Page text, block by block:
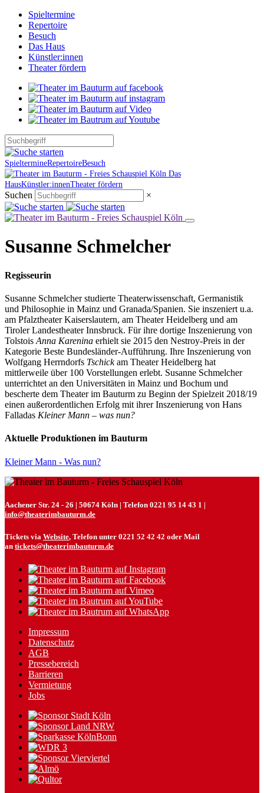
Spieltermine
Repertoire
Besuch
Das Haus
Künstler:innen
Theater fördern
SpieltermineRepertoireBesuch
Das
HausKünstler:innenTheater fördern
Suchen ×
Susanne Schmelcher
Regisseurin
Susanne Schmelcher studierte Theaterwissenschaft, Germanistik
und Philosophie in Mainz und Granada/Spanien. Sie inszeniert u.a.
am Pfalztheater Kaiserslautern, am Theater Heidelberg und am
Tiroler Landestheater Innsbruck. Für ihre dortige Inszenierung von
Tolstois Anna Karenina erhielt sie 2015 den Nestroy-Preis in der
Kategorie Beste Bundesländer-Aufführung. Ihre Inszenierung von
Wolfgang Herrndorfs Tschickam Theater Heidelberg hat
mittlerweile über 100 Vorstellungen erlebt. Susanne Schmelcher
unterrichtet an den Universitäten in Mainz und Bochum und
bescherte dem Theater im Bauturm zu Beginn der Spielzeit 2018/19
einen außerordentlichen Erfolg mit ihrer Inszenierung von Hans
Falladas Kleiner Mann – was nun?
Aktuelle Produktionen im Bauturm
Kleiner Mann - Was nun?
Aachener Str. 24 - 26 | 50674 Köln | Telefon 0221 95 14 43 1 |
info@theaterimbauturm.de
Tickets via Website, Telefon unter 0221 52 42 42 oder Mail
an tickets@theaterimbauturm.de
Impressum
Datenschutz
AGB
Pressebereich
Barrieren
Vermietung
Jobs